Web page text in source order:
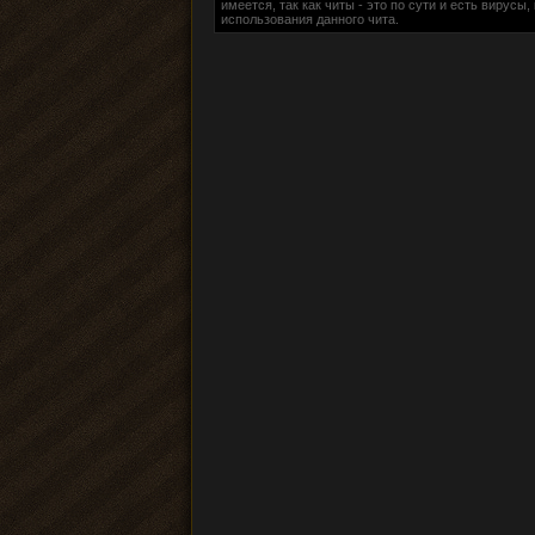
имеется, так как читы - это по сути и есть
использования данного чита.